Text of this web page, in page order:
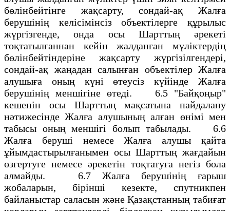
бөлінбейтінге жақсарту, сондай-ақ Жалға
берушінің келісімінсіз объектілерге құрылыс
жүргізгенде, онда осы Шарттың әрекеті
тоқтатылғаннан кейін жалданған мүліктердің
бөлінбейтіндеріне жақсарту жүргізілгендері,
сондай-ақ жаңадан салынған объектілер Жалға
алушыға оның күні өтеусіз күйінде Жалға
берушінің меншігіне өтеді. 6.5 "Байқоңыр"
кешенін осы Шарттың мақсатына пайдалану
нәтижесінде Жалға алушының алған өнімі мен
табысы оның меншігі болып табылады. 6.6
Жалға беруші немесе Жалға алушы қайта
ұйымдастырылғанымен осы Шарттың жағдайын
өзгертуге немесе әрекетін тоқтатуға негіз бола
алмайды. 6.7 Жалға берушінің ғарыш
жобаларын, бірінші кезекте, спутникпен
байланыстар саласын және Қазақстанның табиғат